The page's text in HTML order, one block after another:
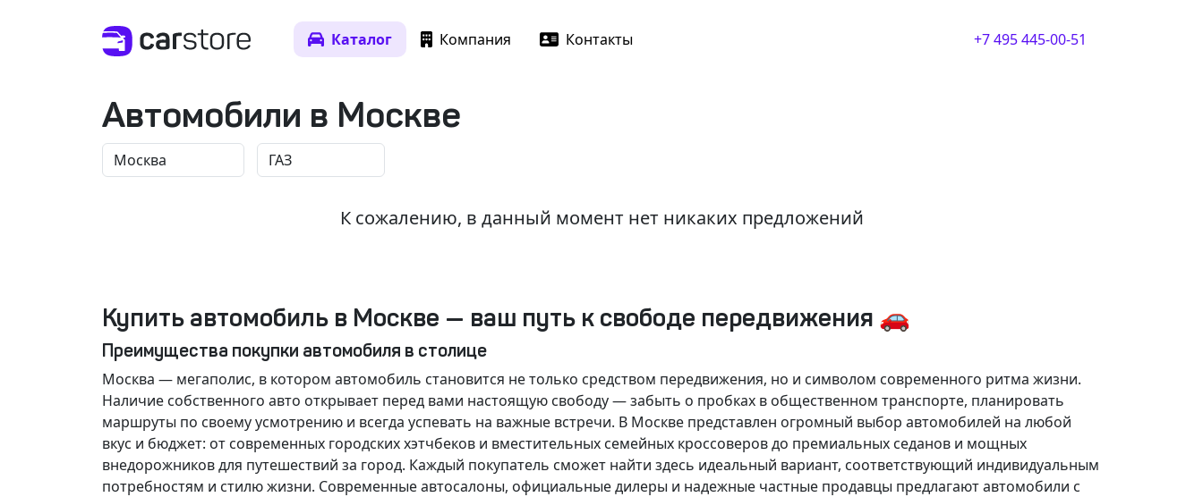
Каталог Компания Контакты +7 495 445-00-51
Автомобили в Москве
К сожалению, в данный момент нет никаких предложений
Купить автомобиль в Москве — ваш путь к свободе передвижения 🚗
Преимущества покупки автомобиля в столице
Москва — мегаполис, в котором автомобиль становится не только средством передвижения, но и символом современного ритма жизни.
Наличие собственного авто открывает перед вами настоящую свободу — забыть о пробках в общественном транспорте, планировать
маршруты по своему усмотрению и всегда успевать на важные встречи. В Москве представлен огромный выбор автомобилей на любой
вкус и бюджет: от современных городских хэтчбеков и вместительных семейных кроссоверов до премиальных седанов и мощных
внедорожников для путешествий за город. Каждый покупатель сможет найти здесь идеальный вариант, соответствующий индивидуальным
потребностям и стилю жизни. Современные автосалоны, официальные дилеры и надежные частные продавцы предлагают автомобили с